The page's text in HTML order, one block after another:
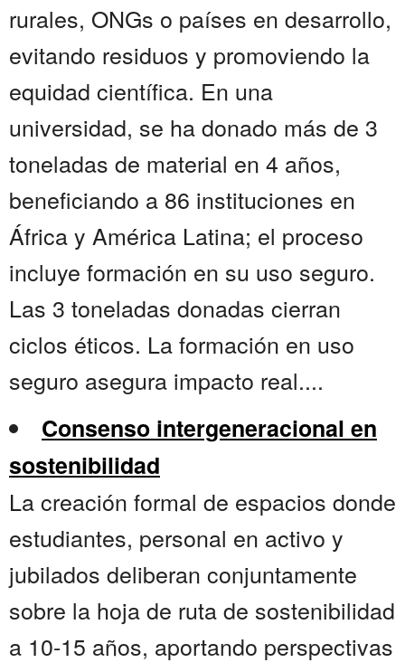
rurales, ONGs o países en desarrollo,
evitando residuos y promoviendo la
equidad científica. En una
universidad, se ha donado más de 3
toneladas de material en 4 años,
beneficiando a 86 instituciones en
África y América Latina; el proceso
incluye formación en su uso seguro.
Las 3 toneladas donadas cierran
ciclos éticos. La formación en uso
seguro asegura impacto real....
Consenso intergeneracional en
sostenibilidad
La creación formal de espacios donde
estudiantes, personal en activo y
jubilados deliberan conjuntamente
sobre la hoja de ruta de sostenibilidad
a 10-15 años, aportando perspectivas